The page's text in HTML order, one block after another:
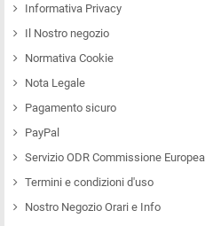
Informativa Privacy
Il Nostro negozio
Normativa Cookie
Nota Legale
Pagamento sicuro
PayPal
Servizio ODR Commissione Europea
Termini e condizioni d'uso
Nostro Negozio Orari e Info